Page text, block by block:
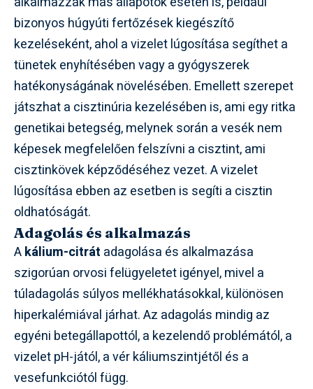
bizonyos húgyúti fertőzések kiegészítő
kezeléseként, ahol a vizelet lúgosítása segíthet a
tünetek enyhítésében vagy a gyógyszerek
hatékonyságának növelésében. Emellett szerepet
játszhat a cisztinúria kezelésében is, ami egy ritka
genetikai betegség, melynek során a vesék nem
képesek megfelelően felszívni a cisztint, ami
cisztinkövek képződéséhez vezet. A vizelet
lúgosítása ebben az esetben is segíti a cisztin
oldhatóságát.
Adagolás és alkalmazás
Akálium-citrát adagolása és alkalmazása
szigorúan orvosi felügyeletet igényel, mivel a
túladagolás súlyos mellékhatásokkal, különösen
hiperkalémiával járhat. Az adagolás mindig az
egyéni betegállapottól, a kezelendő problémától, a
vizelet pH-jától, a vér káliumszintjétől és a
vesefunkciótól függ.